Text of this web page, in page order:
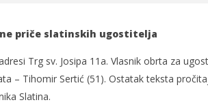
VPŽ
priče slatinskih ugostitelja
Trg sv. Josipa 11a. Vlasnik obrta za
– Tihomir Sertić (51). Ostatak teksta
Slatina.